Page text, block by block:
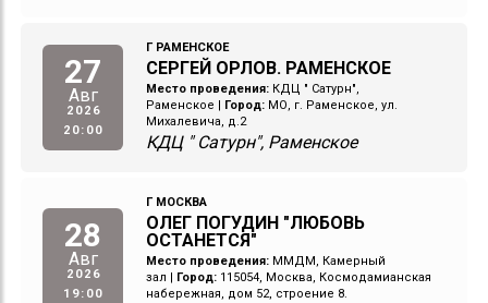
27
Авг
2026
20:00
Г РАМЕНСКОЕ
СЕРГЕЙ ОРЛОВ. РАМЕНСКОЕ
Место проведения: КДЦ " Сатурн",
Раменское
Город: МО, г. Раменское, ул.
Михалевича, д.2
КДЦ " Сатурн", Раменское
28
Авг
2026
19:00
Г МОСКВА
ОЛЕГ ПОГУДИН "ЛЮБОВЬ
ОСТАНЕТСЯ"
Место проведения: ММДМ, Камерный
зал
Город: 115054, Москва, Космодамианская
набережная, дом 52, строение 8.